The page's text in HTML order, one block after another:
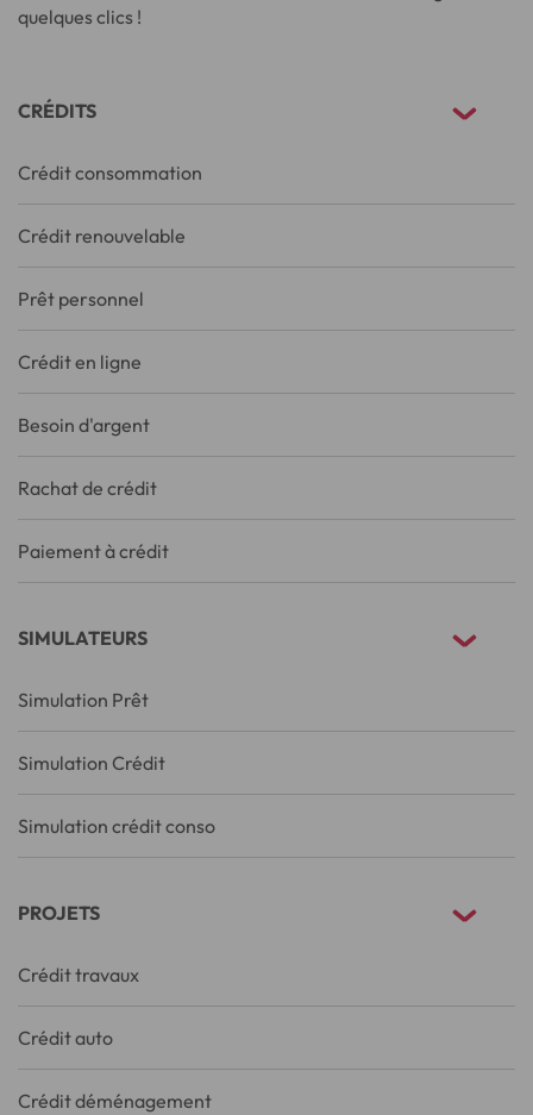
quelques clics !
CRÉDITS
Crédit consommation
Crédit renouvelable
Prêt personnel
Crédit en ligne
Besoin d'argent
Rachat de crédit
Paiement à crédit
SIMULATEURS
Simulation Prêt
Simulation Crédit
Simulation crédit conso
PROJETS
Crédit travaux
Crédit auto
Crédit déménagement